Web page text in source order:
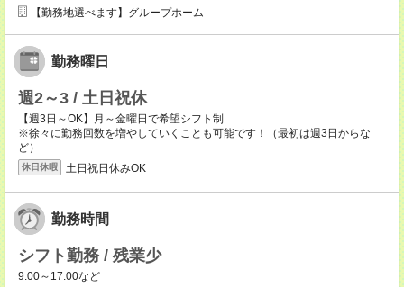
【勤務地選べます】グループホーム
勤務曜日
週2～3 / 土日祝休
【週3日～OK】月～金曜日で希望シフト制
※徐々に勤務回数を増やしていくことも可能です！（最初は週3日からな
ど）
休日休暇 土日祝日休みOK
勤務時間
シフト勤務 / 残業少
9:00～17:00など